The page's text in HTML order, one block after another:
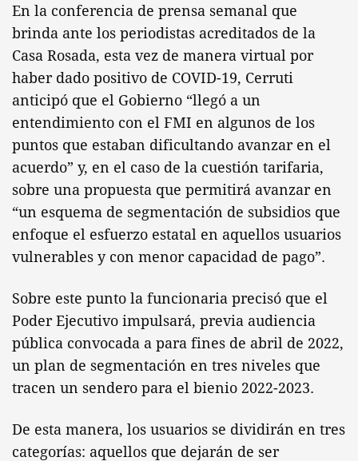
En la conferencia de prensa semanal que
brinda ante los periodistas acreditados de la
Casa Rosada, esta vez de manera virtual por
haber dado positivo de COVID-19, Cerruti
anticipó que el Gobierno “llegó a un
entendimiento con el FMI en algunos de los
puntos que estaban dificultando avanzar en el
acuerdo” y, en el caso de la cuestión tarifaria,
sobre una propuesta que permitirá avanzar en
“un esquema de segmentación de subsidios que
enfoque el esfuerzo estatal en aquellos usuarios
vulnerables y con menor capacidad de pago”.
Sobre este punto la funcionaria precisó que el
Poder Ejecutivo impulsará, previa audiencia
pública convocada a para fines de abril de 2022,
un plan de segmentación en tres niveles que
tracen un sendero para el bienio 2022-2023.
De esta manera, los usuarios se dividirán en tres
categorías: aquellos que dejarán de ser